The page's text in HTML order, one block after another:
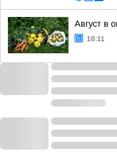
Август в
18:11